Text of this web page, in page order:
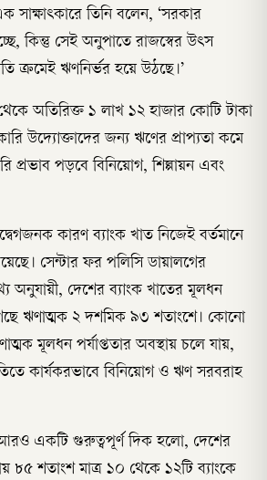
সাক্ষাৎকারে তিনি বলেন, ‘সরকার
কিন্তু সেই অনুপাতে রাজস্বের উৎস
ক্রমেই ঋণনির্ভর হয়ে উঠছে।’
অতিরিক্ত ১ লাখ ১২ হাজার কোটি টাকা
উদ্যোক্তাদের জন্য ঋণের প্রাপ্যতা কমে
প্রভাব পড়বে বিনিয়োগ, শিল্পায়ন এবং
কারণ ব্যাংক খাত নিজেই বর্তমানে
সেন্টার ফর পলিসি ডায়ালগের
অনুযায়ী, দেশের ব্যাংক খাতের মূলধন
ঋণাত্মক ২ দশমিক ৯৩ শতাংশে। কোনো
মূলধন পর্যাপ্ততার অবস্থায় চলে যায়,
কার্যকরভাবে বিনিয়োগ ও ঋণ সরবরাহ
একটি গুরুত্বপূর্ণ দিক হলো, দেশের
৮৫ শতাংশ মাত্র ১০ থেকে ১২টি ব্যাংকে